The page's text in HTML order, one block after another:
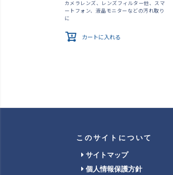
カメラレンズ、レンズフィルター他、スマ
ートフォン、液晶モニターなどの汚れ取り
に
カートに入れる
このサイトについて
サイトマップ
個人情報保護方針